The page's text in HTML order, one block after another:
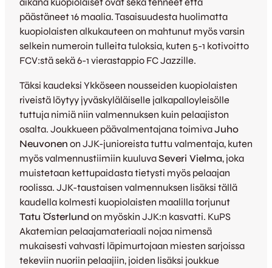
aikana kuopiolaiset ovat sekä tehneet että
päästäneet 16 maalia. Tasaisuudesta huolimatta
kuopiolaisten alkukauteen on mahtunut myös varsin
selkein numeroin tulleita tuloksia, kuten 5-1 kotivoitto
FCV:stä sekä 6-1 vierastappio FC Jazzille.
Täksi kaudeksi Ykköseen nousseiden kuopiolaisten
riveistä löytyy jyväskyläläiselle jalkapalloyleisölle
tuttuja nimiä niin valmennuksen kuin pelaajiston
osalta. Joukkueen päävalmentajana toimivaJuho
Neuvonen on JJK-junioreista tuttu valmentaja, kuten
myös valmennustiimiin kuuluvaSeveri Vielma, joka
muistetaan kettupaidasta tietysti myös pelaajan
roolissa. JJK-taustaisen valmennuksen lisäksi tällä
kaudella kolmesti kuopiolaisten maalilla torjunut
Tatu Österlund on myöskin JJK:n kasvatti. KuPS
Akatemian pelaajamateriaali nojaa nimensä
mukaisesti vahvasti läpimurtojaan miesten sarjoissa
tekeviin nuoriin pelaajiin, joiden lisäksi joukkue